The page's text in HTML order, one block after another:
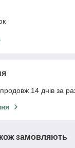
14 днів за
замовляють